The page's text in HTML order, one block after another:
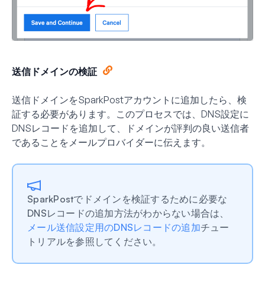
送信ドメインの検証
送信ドメインをSparkPostアカウントに追加したら、検
証する必要があります。このプロセスでは、DNS設定に
DNSレコードを追加して、ドメインが評判の良い送信者
であることをメールプロバイダーに伝えます。
SparkPostでドメインを検証するために必要な
DNSレコードの追加方法がわからない場合は、
メール送信設定用のDNSレコードの追加チュー
トリアルを参照してください。